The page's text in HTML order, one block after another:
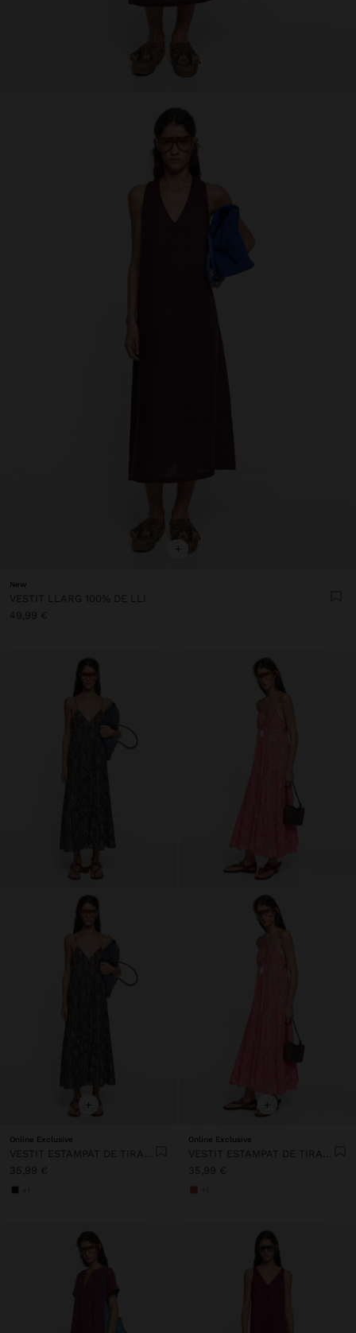
+
New
VESTIT LLARG 100% DE LLI
49,99 €
+
Online Exclusive
VESTIT ESTAMPAT DE TIRANTS 100% COTÓ
35,99 €
+
Online Exclusive
VESTIT ESTAMPAT DE TIRANTS 100% COTÓ
35,99 €